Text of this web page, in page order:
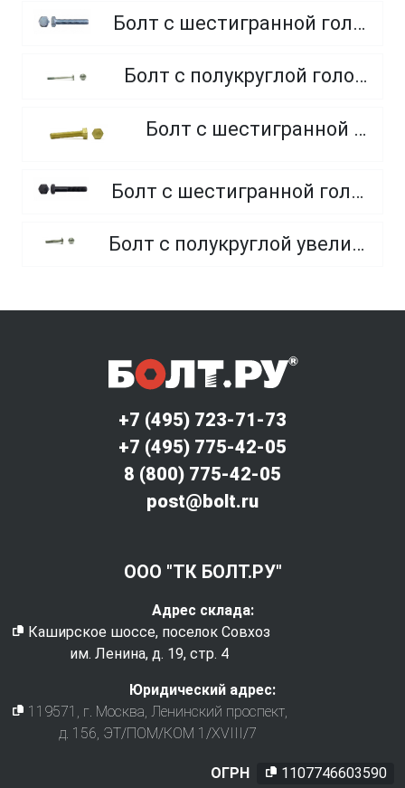
Болт с шестигранной головкой, полная резьба, класс прочности 10.9 и 12.9
Болт с полукруглой головкой и квадратным подголовником
Болт с шестигранной головкой, из латуни
Болт с шестигранной головкой, неполная резьба, класс прочности 10.9 и 12.9
Болт с полукруглой увеличенной головкой и усом класса точности C (мебельный)
+7 (495) 723-71-73
+7 (495) 775-42-05
8 (800) 775-42-05
post@bolt.ru
ООО "ТК БОЛТ.РУ"
Адрес склада:
Каширское шоссе, поселок Совхоз
им. Ленина, д. 19, стр. 4
Юридический адрес:
119571
, г. Москва Ленинский проспект,
д. 156, ЭТ/ПОМ/КОМ 1/XVIII/7
ОГРН
1107746603590